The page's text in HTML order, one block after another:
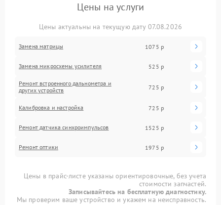
Цены на услуги
Цены актуальны на текущую дату 07.08.2026
Замена матрицы 1075 р
Замена микросхемы усилителя 525 р
Ремонт встроенного дальнометра и
других устройств
725 р
Калибровка и настройка 725 р
Ремонт датчика синхроимпульсов 1525 р
Ремонт оптики 1975 р
Цены в прайс-листе указаны ориентировочные, без учета
стоимости запчастей.
Записывайтесь на бесплатную диагностику.
Мы проверим ваше устройство и укажем на неисправность.